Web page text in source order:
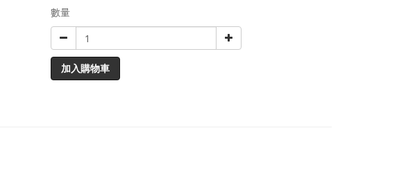
數量
加入購物車